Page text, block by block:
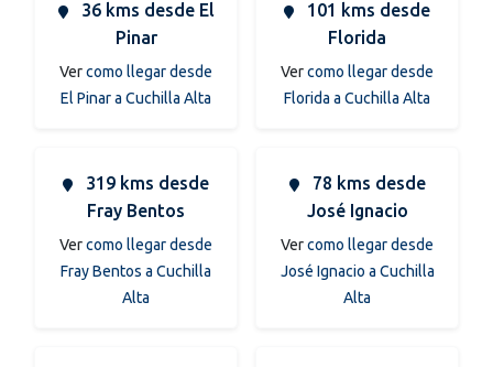
36 kms desde El
Pinar
Vercomo llegar desde
El Pinar a Cuchilla Alta
101 kms desde
Florida
Vercomo llegar desde
Florida a Cuchilla Alta
319 kms desde
Fray Bentos
Vercomo llegar desde
Fray Bentos a Cuchilla
Alta
78 kms desde
José Ignacio
Vercomo llegar desde
José Ignacio a Cuchilla
Alta